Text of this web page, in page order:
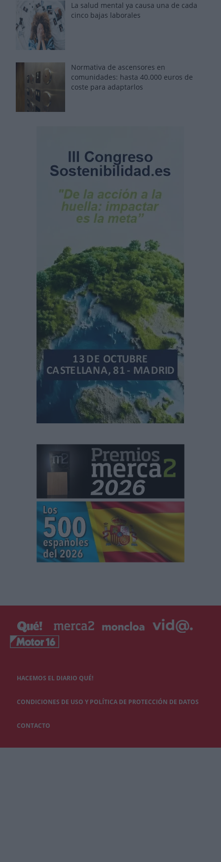
La salud mental ya causa una de cada
cinco bajas laborales
Normativa de ascensores en
comunidades: hasta 40.000 euros de
coste para adaptarlos
HACEMOS EL DIARIO QUÉ!
CONDICIONES DE USO Y POLÍTICA DE PROTECCIÓN DE DATOS
CONTACTO